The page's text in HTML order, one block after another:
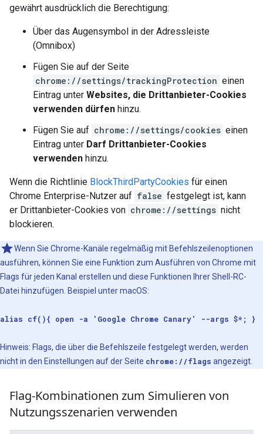
gewährt ausdrücklich die Berechtigung:
Über das Augensymbol in der Adressleiste
(Omnibox)
Fügen Sie auf der Seite
chrome://settings/trackingProtection einen
Eintrag unter Websites, die Drittanbieter-Cookies
verwenden dürfen hinzu.
Fügen Sie auf chrome://settings/cookies einen
Eintrag unter Darf Drittanbieter-Cookies
verwenden hinzu.
Wenn die Richtlinie BlockThirdPartyCookies für einen
Chrome Enterprise-Nutzer auf false festgelegt ist, kann
er Drittanbieter-Cookies von chrome://settings nicht
blockieren.
Wenn Sie Chrome-Kanäle regelmäßig mit Befehlszeilenoptionen
ausführen, können Sie eine Funktion zum Ausführen von Chrome mit
Flags für jeden Kanal erstellen und diese Funktionen Ihrer Shell-RC-
Datei hinzufügen. Beispiel unter macOS:
alias cf(){ open -a 'Google Chrome Canary' --args $*; }
Hinweis: Flags, die über die Befehlszeile festgelegt werden, werden
nicht in den Einstellungen auf der Seite chrome://flags angezeigt.
Flag-Kombinationen zum Simulieren von
Nutzungsszenarien verwenden